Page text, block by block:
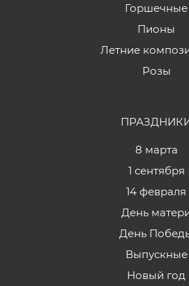
Горшечные
Пионы
Летние
Розы
8 марта
1 сентября
14 февраля
День
День
Выпускные
Новый год